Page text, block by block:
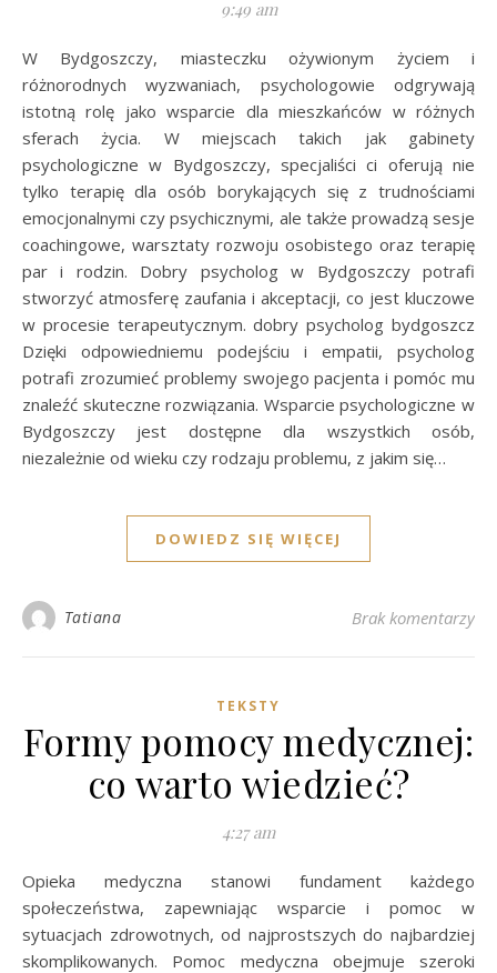
9:49 am
W Bydgoszczy, miasteczku ożywionym życiem i
różnorodnych wyzwaniach, psychologowie odgrywają
istotną rolę jako wsparcie dla mieszkańców w różnych
sferach życia. W miejscach takich jak gabinety
psychologiczne w Bydgoszczy, specjaliści ci oferują nie
tylko terapię dla osób borykających się z trudnościami
emocjonalnymi czy psychicznymi, ale także prowadzą sesje
coachingowe, warsztaty rozwoju osobistego oraz terapię
par i rodzin. Dobry psycholog w Bydgoszczy potrafi
stworzyć atmosferę zaufania i akceptacji, co jest kluczowe
w procesie terapeutycznym. dobry psycholog bydgoszcz
Dzięki odpowiedniemu podejściu i empatii, psycholog
potrafi zrozumieć problemy swojego pacjenta i pomóc mu
znaleźć skuteczne rozwiązania. Wsparcie psychologiczne w
Bydgoszczy jest dostępne dla wszystkich osób,
niezależnie od wieku czy rodzaju problemu, z jakim się…
DOWIEDZ SIĘ WIĘCEJ
Tatiana Brak komentarzy
TEKSTY
Formy pomocy medycznej:
co warto wiedzieć?
4:27 am
Opieka medyczna stanowi fundament każdego
społeczeństwa, zapewniając wsparcie i pomoc w
sytuacjach zdrowotnych, od najprostszych do najbardziej
skomplikowanych. Pomoc medyczna obejmuje szeroki